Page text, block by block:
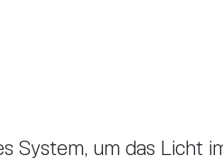
System, um das Licht